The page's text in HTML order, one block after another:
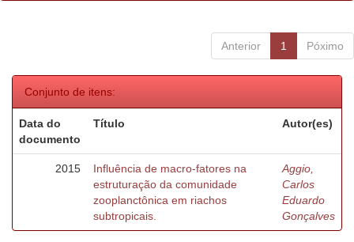
Anterior 1 Póximo
Conjunto de itens:
Data do
documento
Título Autor(es)
2015
Influência de macro-fatores na
estruturação da comunidade
zooplanctônica em riachos
subtropicais.
Aggio,
Carlos
Eduardo
Gonçalves